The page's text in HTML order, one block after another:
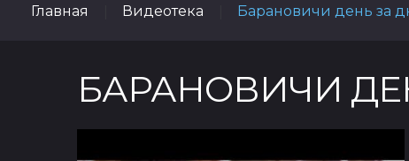
Главная Видеотека Барановичи день за
БАРАНОВИЧИ